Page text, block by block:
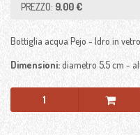
RESTAURI E
PERSONALIZZAZIONI
LA NOSTRA FILOSOFIA
PREZZO: 9,00 €
Bottiglia acqua Pejo - Idro in
Dimensioni: diametro 5,5 cm -